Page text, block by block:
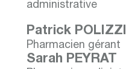
administrative
Patrick POLIZZI
Pharmacien gérant
Sarah PEYRAT